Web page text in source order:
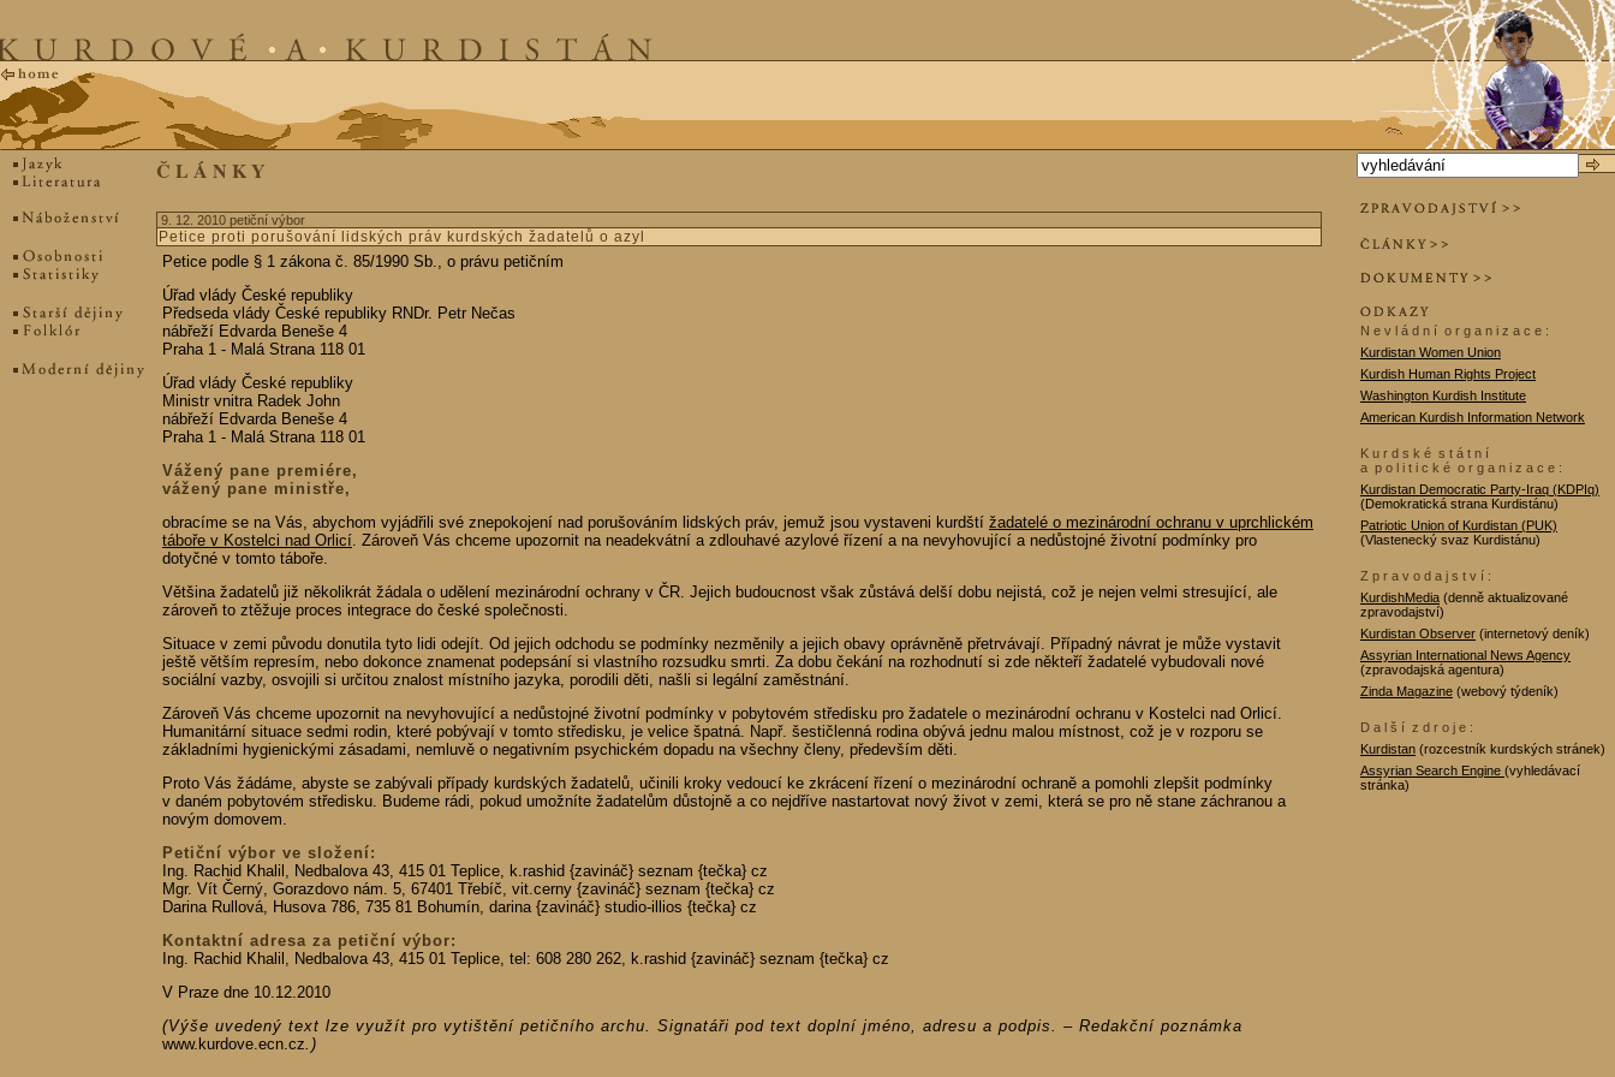
Č L Á N K Y
9. 12. 2010 petiční výbor
Petice proti porušování lidských práv kurdských žadatelů o azyl
Petice podle § 1 zákona č. 85/1990 Sb., o právu petičním
Úřad vlády České republiky
Předseda vlády České republiky RNDr. Petr Nečas
nábřeží Edvarda Beneše 4
Praha 1 - Malá Strana 118 01
Úřad vlády České republiky
Ministr vnitra Radek John
nábřeží Edvarda Beneše 4
Praha 1 - Malá Strana 118 01
Vážený pane premiére,
vážený pane ministře,
obracíme se na Vás, abychom vyjádřili své znepokojení nad porušováním lidských práv, jemuž jsou vystaveni kurdští žadatelé o mezinárodní ochranu v uprchlickém
táboře v Kostelci nad Orlicí. Zároveň Vás chceme upozornit na neadekvátní a zdlouhavé azylové řízení a na nevyhovující a nedůstojné životní podmínky pro
dotyčné v tomto táboře.
Většina žadatelů již několikrát žádala o udělení mezinárodní ochrany v ČR. Jejich budoucnost však zůstává delší dobu nejistá, což je nejen velmi stresující, ale
zároveň to ztěžuje proces integrace do české společnosti.
Situace v zemi původu donutila tyto lidi odejít. Od jejich odchodu se podmínky nezměnily a jejich obavy oprávněně přetrvávají. Případný návrat je může vystavit
ještě větším represím, nebo dokonce znamenat podepsání si vlastního rozsudku smrti. Za dobu čekání na rozhodnutí si zde někteří žadatelé vybudovali nové
sociální vazby, osvojili si určitou znalost místního jazyka, porodili děti, našli si legální zaměstnání.
Zároveň Vás chceme upozornit na nevyhovující a nedůstojné životní podmínky v pobytovém středisku pro žadatele o mezinárodní ochranu v Kostelci nad Orlicí.
Humanitární situace sedmi rodin, které pobývají v tomto středisku, je velice špatná. Např. šestičlenná rodina obývá jednu malou místnost, což je v rozporu se
základními hygienickými zásadami, nemluvě o negativním psychickém dopadu na všechny členy, především děti.
Proto Vás žádáme, abyste se zabývali případy kurdských žadatelů, učinili kroky vedoucí ke zkrácení řízení o mezinárodní ochraně a pomohli zlepšit podmínky
v daném pobytovém středisku. Budeme rádi, pokud umožníte žadatelům důstojně a co nejdříve nastartovat nový život v zemi, která se pro ně stane záchranou a
novým domovem.
Petiční výbor ve složení:
Ing. Rachid Khalil, Nedbalova 43, 415 01 Teplice, k.rashid {zavináč} seznam {tečka} cz
Mgr. Vít Černý, Gorazdovo nám. 5, 67401 Třebíč, vit.cerny {zavináč} seznam {tečka} cz
Darina Rullová, Husova 786, 735 81 Bohumín, darina {zavináč} studio-illios {tečka} cz
Kontaktní adresa za petiční výbor:
Ing. Rachid Khalil, Nedbalova 43, 415 01 Teplice, tel: 608 280 262, k.rashid {zavináč} seznam {tečka} cz
V Praze dne 10.12.2010
(Výše uvedený text lze využít pro vytištění petičního archu. Signatáři pod text doplní jméno, adresu a podpis. – Redakční poznámka
www.kurdove.ecn.cz.)
N e v l á d n í o r g a n i z a c e :
Kurdistan Women Union
Kurdish Human Rights Project
Washington Kurdish Institute
American Kurdish Information Network
K u r d s k é s t á t n í
a p o l i t i c k é o r g a n i z a c e :
Kurdistan Democratic Party-Iraq (KDPIq)
(Demokratická strana Kurdistánu)
Patriotic Union of Kurdistan (PUK)
(Vlastenecký svaz Kurdistánu)
Z p r a v o d a j s t v í :
KurdishMedia (denně aktualizované
zpravodajství)
Kurdistan Observer (internetový deník)
Assyrian International News Agency
(zpravodajská agentura)
Zinda Magazine (webový týdeník)
D a l š í z d r o j e :
Kurdistan (rozcestník kurdských stránek)
Assyrian Search Engine (vyhledávací
stránka)